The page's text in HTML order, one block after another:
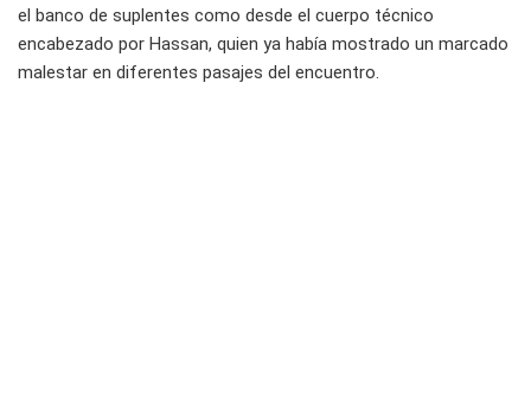
el banco de suplentes como desde el cuerpo técnico
encabezado por Hassan, quien ya había mostrado un marcado
malestar en diferentes pasajes del encuentro.